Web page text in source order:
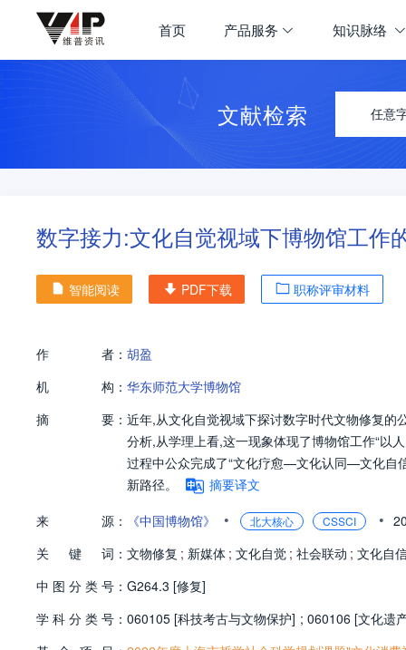
首页 产品服务 知识脉络
文献检索 任意
数字接力:文化自觉视域下博物馆工
智能阅读 PDF下载 职称评审材料
作 者： 胡盈
机
构： 华东师范大学博物馆
摘
要： 近年,从文化自觉视域下探讨数字时代文物修复
分析,从学理上看,这一现象体现了博物馆工作“以
过程中公众完成了“文化疗愈—文化认同—文化自
新路径。
摘要译文
来
源： 《中国博物馆》 • 北大核心 CSSCI •
关
键 词： 文物修复 ; 新媒体 ; 文化自觉 ; 社会联动 ; 文化自
中 图 分 类 号： G264.3 [修复]
学 科 分 类 号： 060105 [科技考古与文物保护] ; 060106 [文化遗